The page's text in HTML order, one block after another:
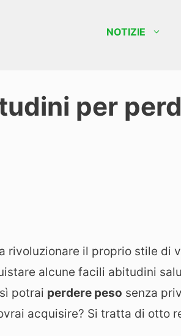
NOTIZIE
per
rivoluzionare il proprio stile di
alcune facili abitudini
potrai perdere peso senza
acquisire? Si tratta di otto